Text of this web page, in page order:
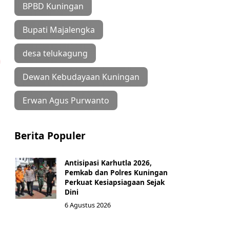
BPBD Kuningan
Bupati Majalengka
desa telukagung
Dewan Kebudayaan Kuningan
Erwan Agus Purwanto
Berita Populer
Antisipasi Karhutla 2026,
Pemkab dan Polres Kuningan
Perkuat Kesiapsiagaan Sejak
Dini
6 Agustus 2026